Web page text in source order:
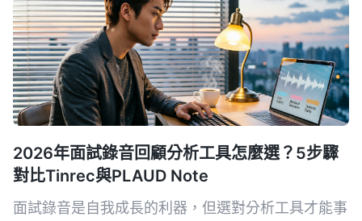
2026年面試錄音回顧分析工具怎麼選？5步驟
對比Tinrec與PLAUD Note
面試錄音是自我成長的利器，但選對分析工具才能事